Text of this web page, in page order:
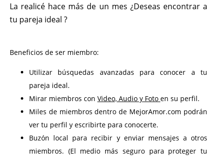
La realicé hace más de un mes ¿Deseas encontrar a
tu pareja ideal ?
Beneficios de ser miembro:
Utilizar búsquedas avanzadas para conocer a tu
pareja ideal.
Mirar miembros con Video, Audio y Foto en su perfil.
Miles de miembros dentro de MejorAmor.com podrán
ver tu perfil y escribirte para conocerte.
Buzón local para recibir y enviar mensajes a otros
miembros. (El medio más seguro para proteger tu